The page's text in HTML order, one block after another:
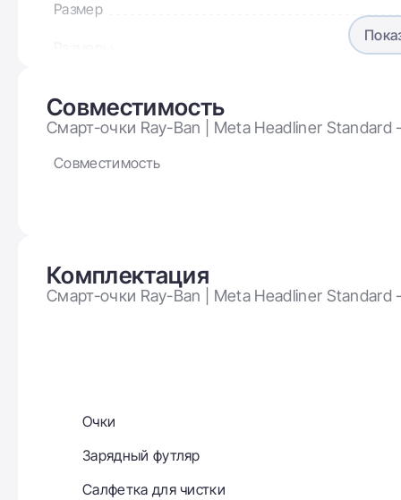
Размер
Цвет корпуса
Оправа
Совместимость
Смарт-очки Ray-Ban | Meta Headliner
Совместимость
Комплектация
Смарт-очки Ray-Ban | Meta Headliner
Очки
Зарядный футляр
Салфетка для чистки